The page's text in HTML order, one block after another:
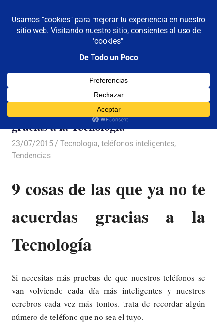
contenido
De todo un poco
Reflexiones,
Viajes
MENÚ
9 cosas de las que ya no te acuerdas
gracias a la Tecnología
23/07/2015 Luis Castellanos
Tecnología,teléfonos inteligentes,
Tendencias
9 cosas de las que ya no te
acuerdas gracias a la
Tecnología
Si necesitas más pruebas de que nuestros teléfonos se
van volviendo cada día más inteligentes y nuestros
cerebros cada vez más tontos. trata de recordar algún
número de teléfono que no sea el tuyo.